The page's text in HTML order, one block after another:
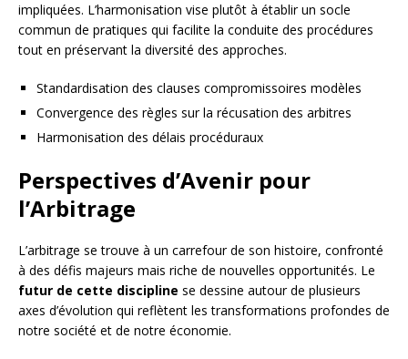
impliquées. L’harmonisation vise plutôt à établir un socle
commun de pratiques qui facilite la conduite des procédures
tout en préservant la diversité des approches.
Standardisation des clauses compromissoires modèles
Convergence des règles sur la récusation des arbitres
Harmonisation des délais procéduraux
Perspectives d’Avenir pour
l’Arbitrage
L’arbitrage se trouve à un carrefour de son histoire, confronté
à des défis majeurs mais riche de nouvelles opportunités. Le
futur de cette discipline se dessine autour de plusieurs
axes d’évolution qui reflètent les transformations profondes de
notre société et de notre économie.